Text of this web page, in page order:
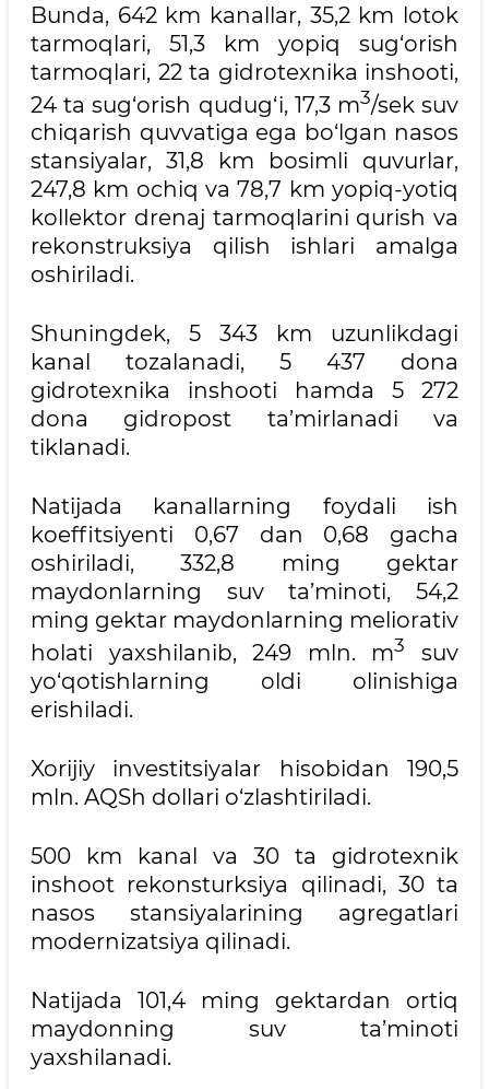
Bunda, 642 km kanallar, 35,2 km lotok
tarmoqlari, 51,3 km yopiq sug‘orish
tarmoqlari, 22 ta gidrotexnika inshooti,
24 ta sug‘orish qudug‘i, 17,3 m3/sek suv
chiqarish quvvatiga ega bo‘lgan nasos
stansiyalar, 31,8 km bosimli quvurlar,
247,8 km ochiq va 78,7 km yopiq-yotiq
kollektor drenaj tarmoqlarini qurish va
rekonstruksiya qilish ishlari amalga
oshiriladi.
Shuningdek, 5 343 km uzunlikdagi
kanal tozalanadi, 5 437 dona
gidrotexnika inshooti hamda 5 272
dona gidropost ta’mirlanadi va
tiklanadi.
Natijada kanallarning foydali ish
koeffitsiyenti 0,67 dan 0,68 gacha
oshiriladi, 332,8 ming gektar
maydonlarning suv ta’minoti, 54,2
ming gektar maydonlarning meliorativ
holati yaxshilanib, 249 mln. m3
suv
yo‘qotishlarning oldi olinishiga
erishiladi.
Xorijiy investitsiyalar hisobidan 190,5
mln. AQSh dollari o‘zlashtiriladi.
500 km kanal va 30 ta gidrotexnik
inshoot rekonsturksiya qilinadi, 30 ta
nasos stansiyalarining agregatlari
modernizatsiya qilinadi.
Natijada 101,4 ming gektardan ortiq
maydonning suv ta’minoti
yaxshilanadi.